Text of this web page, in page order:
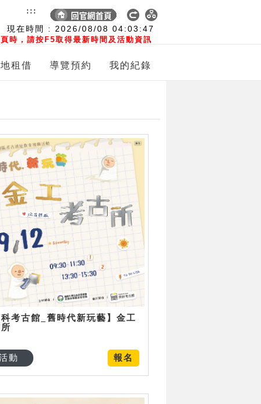
現在時間 : 2026/08/08 04:03:48
時，請按F5取得最新時間及活動資訊
:::
租借 導覽預約 我的紀錄
科考古館_舊時代新玩藝】金工
報名
動